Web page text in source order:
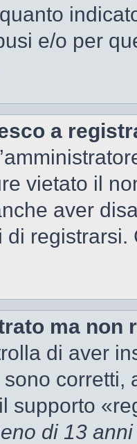
e/o per
a
vietato il
aver
di
ma non
di aver
supporto
di 13 anni